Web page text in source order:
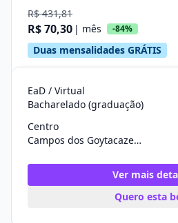
R$ 431,81
R$ 70,30 | mês -84%
Duas mensalidades GRÁTIS
EaD / Virtual
Bacharelado (graduação)
Centro
Campos dos Goytacazes/RJ
Ver mais
Quero esta